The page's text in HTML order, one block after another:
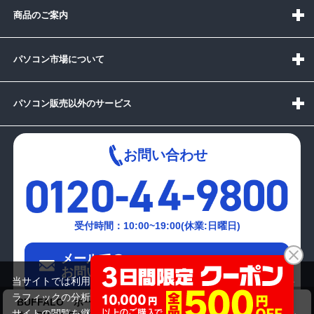
BUFFALO ポータブルDVDマルチドライブ USB3.2 ブラッ
商品のご案内
パソコン市場について
パソコン販売以外のサービス
お問い合わせ
受付時間：10:00~19:00(休業:日曜日)
メールでの
お問い合わせはこちら
当サイトでは利用体験の向上およびコンテンツの最適な提供、ト
ラフィックの分析を目的としてCookieを使用しています。